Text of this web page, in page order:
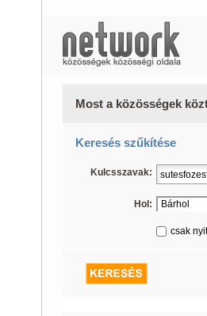
Most a közösségek
Keresés szűkítése
Kulcsszavak:
Hol:
csak